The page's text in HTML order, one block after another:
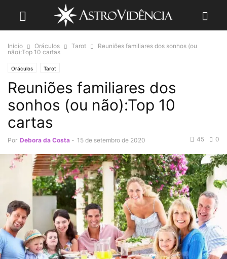
Início Oráculos Tarot
Reuniões familiares dos sonhos (ou
não):Top 10 cartas
Oráculos Tarot
Reuniões familiares dos
sonhos (ou não):Top 10
cartas
Por Debora da Costa - 15 de setembro de 2020 0
45